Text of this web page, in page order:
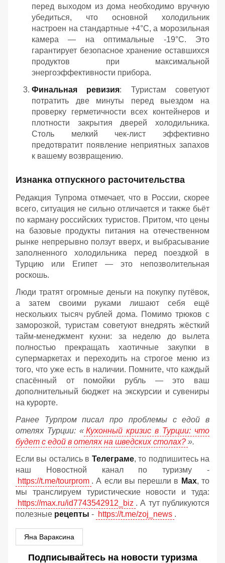
перед выходом из дома необходимо вручную
убедиться, что основной холодильник
настроен на стандартные +4°C, а морозильная
камера — на оптимальные -19°C. Это
гарантирует безопасное хранение оставшихся
продуктов при максимальной
энергоэффективности прибора.
Финальная ревизия: Туристам советуют
потратить две минуты перед выездом на
проверку герметичности всех контейнеров и
плотности закрытия дверей холодильника.
Столь мелкий чек-лист эффективно
предотвратит появление неприятных запахов
к вашему возвращению.
Изнанка отпускного расточительства
Редакция Тупрома отмечает, что в России, скорее
всего, ситуация не сильно отличается и также бьёт
по карману российских туристов. Притом, что цены
на базовые продукты питания на отечественном
рынке непрерывно ползут вверх, и выбрасывание
заполненного холодильника перед поездкой в
Турцию или Египет — это непозволительная
роскошь.
Люди тратят огромные деньги на покупку путёвок,
а затем своими руками лишают себя ещё
нескольких тысяч рублей дома. Помимо трюков с
заморозкой, туристам советуют внедрять жёсткий
тайм-менеджмент кухни: за неделю до вылета
полностью прекращать хаотичные закупки в
супермаркетах и переходить на строгое меню из
того, что уже есть в наличии. Помните, что каждый
спасённый от помойки рубль — это ваш
дополнительный бюджет на экскурсии и сувениры
на курорте.
Ранее Турпром писал про проблемы с едой в
отелях Турции: « Кухонный кризис в Турции: что
будет с едой в отелях на шведских столах? ».
Если вы остались в Телеграме, то подпишитесь на
наш Новостной канал по туризму -
https://t.me/tourprom . А если вы перешли в Мах, то
мы транслируем туристические новости и туда:
https://max.ru/id7743542912_biz . А тут публикуются
полезные рецепты - https://t.me/zoj_news .
Яна Вараксина
Подписывайтесь на новости туризма